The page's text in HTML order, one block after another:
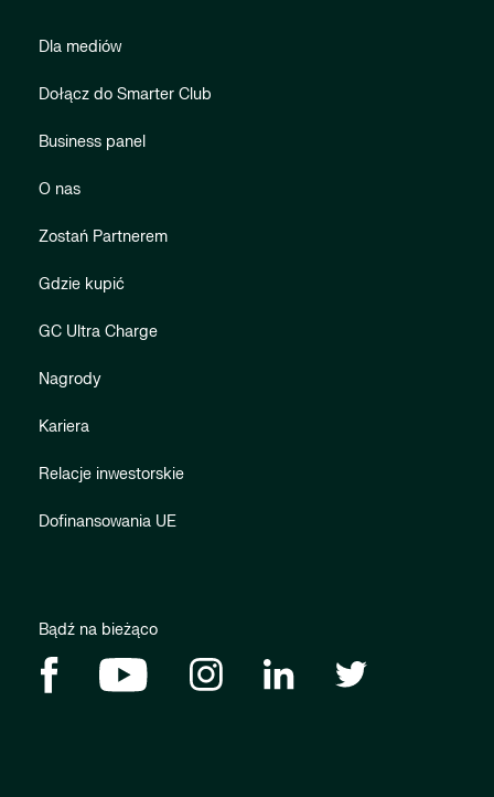
Dla mediów
Dołącz do Smarter Club
Business panel
O nas
Zostań Partnerem
Gdzie kupić
GC Ultra Charge
Nagrody
Kariera
Relacje inwestorskie
Dofinansowania UE
Bądź na bieżąco